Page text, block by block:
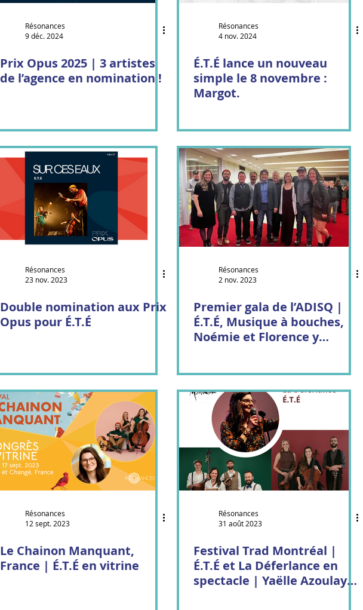
Résonances
9 déc. 2024
Prix Opus 2025 | 3 artistes
de l’agence en nomination !
Résonances
4 nov. 2024
É.T.É lance un nouveau
simple le 8 novembre :
Margot.
Résonances
23 nov. 2023
Double nomination aux Prix
Opus pour É.T.É
Résonances
2 nov. 2023
Premier gala de l’ADISQ |
É.T.É, Musique à bouches,
Noémie et Florence y
Résonances
12 sept. 2023
Le Chainon Manquant,
France | É.T.É en vitrine
Résonances
31 août 2023
Festival Trad Montréal |
É.T.É et La Déferlance en
spectacle | Yaëlle Azoulay